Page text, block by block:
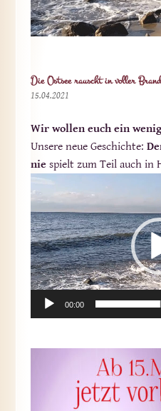
Die Ostsee rauscht in voller
15.04.2021
Wir wollen euch ein
Unsere neue Geschichte:
nie spielt zum Teil auch in
Video-
Player
00:00